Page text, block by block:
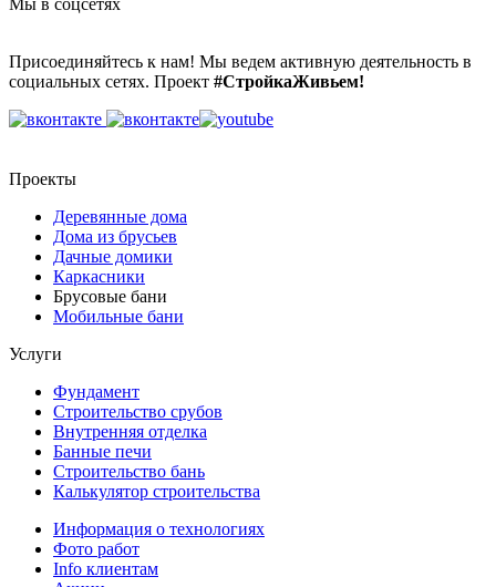
Мы в соцсетях
Присоединяйтесь к нам! Мы ведем активную деятельность в
социальных сетях. Проект #СтройкаЖивьем!
Проекты
Деревянные дома
Дома из брусьев
Дачные домики
Каркасники
Брусовые бани
Мобильные бани
Услуги
Фундамент
Строительство срубов
Внутренняя отделка
Банные печи
Строительство бань
Калькулятор строительства
Информация о технологиях
Фото работ
Info клиентам